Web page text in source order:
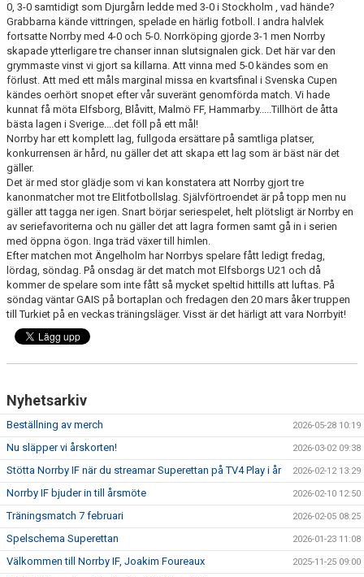
0, 3-0 samtidigt som Djurgårn ledde med 3-0 i Stockholm , vad hände?
Grabbarna kände vittringen, spelade en härlig fotboll. I andra halvlek
fortsatte Norrby med 4-0 och 5-0. Norrköping gjorde 3-1 men Norrby
skapade ytterligare tre chanser innan slutsignalen gick. Det här var den
grymmaste vinst vi gjort sa killarna. Att vinna med 5-0 kändes som en
förlust. Att med ett måls marginal missa en kvartsfinal i Svenska Cupen
kändes oerhört snopet efter vår suveränt genomförda match. Vi hade
kunnat få möta Elfsborg, Blåvitt, Malmö FF, Hammarby.....Tillhört de åtta
bästa lagen i Sverige....det föll på ett mål!
Norrby har ett komplett lag, fullgoda ersättare på samtliga platser,
konkurrensen är hård, nu gäller det att skapa ett lag som är bäst när det
gäller.
Det är med stor glädje som vi kan konstatera att Norrby gjort tre
kanonmatcher mot tre Elitfotbollslag. Självförtroendet är på topp men nu
gäller att tagga ner igen. Snart börjar seriespelet, helt plötsligt är Norrby en
av seriefavoriterna och nu gäller det att lagra formen samt gå in i serien
med öppna ögon. Inga träd växer till himlen.
Efter matchen mot Ängelholm har Norrbys spelare fått ledigt fredag,
lördag, söndag. På onsdag är det match mot Elfsborgs U21 och då
kommer de spelare som inte fått så mycket speltid hittills att luftas. På
söndag väntar GAIS på bortaplan och fredagen den 20 mars åker truppen
till Turkiet på en veckas träningsläger. Visst är det härligt att vara Norrbyit!
Nyhetsarkiv
Beställning av merch 2026-05-28 10:19
Nu släpper vi årskorten! 2026-03-02 09:38
Stötta Norrby IF när du streamar Superettan på TV4 Play i år 2026-02-12 13:29
Norrby IF bjuder in till årsmöte 2026-02-10 12:50
Träningsmatch 7 februari 2026-02-05 08:25
Spelschema Superettan 2026-01-23 11:08
Välkommen till Norrby IF, Joakim Foureaux 2025-11-25 09:00